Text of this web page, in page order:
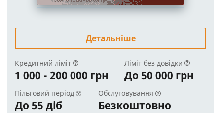
Детальніше
Кредитний ліміт
1 000 - 200 000 грн
Ліміт без довідки
До 50 000 грн
Пільговий період
До 55 діб
Обслуговування
Безкоштовно